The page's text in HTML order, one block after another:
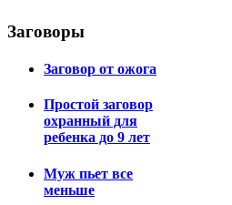
Заговоры
Заговор от ожога
Простой заговор
охранный для
ребенка до 9 лет
Муж пьет все
меньше